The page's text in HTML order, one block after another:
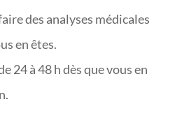
des analyses médicales
en êtes.
24 à 48 h dès que vous en